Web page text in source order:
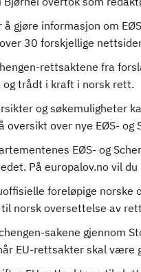
gjøre informasjon om
30 forskjellige
rettsaktene fra
trådt i kraft i norsk rett.
og søkemuligheter
oversikt over nye EØS-
EØS- og
På europalov.no vil
foreløpige
norsk oversettelse av
sakene gjennom
EU-rettsakter skal være